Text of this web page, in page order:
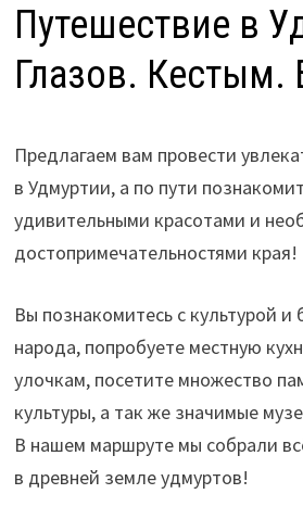
Путешествие в
Глазов. Кестым.
Предлагаем вам провести
в Удмуртии, а по пути
удивительными красотами и
достопримечательностями края!
Вы познакомитесь с культурой и
народа, попробуете местную
улочкам, посетите множество
культуры, а так же значимые
В нашем маршруте мы собрали
в древней земле удмуртов!